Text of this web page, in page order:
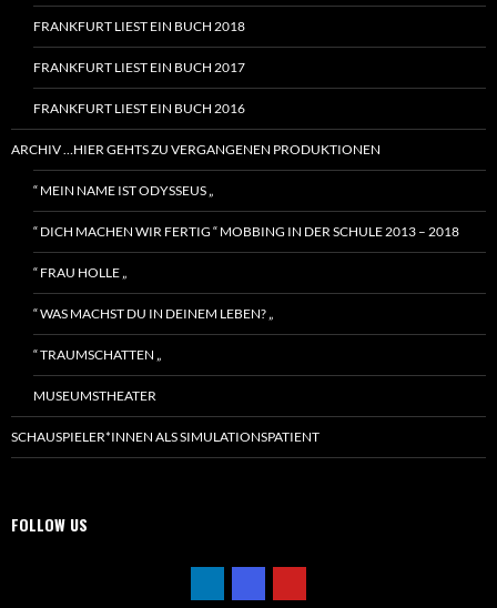
FRANKFURT LIEST EIN BUCH 2018
FRANKFURT LIEST EIN BUCH 2017
FRANKFURT LIEST EIN BUCH 2016
ARCHIV …HIER GEHTS ZU VERGANGENEN PRODUKTIONEN
“ MEIN NAME IST ODYSSEUS „
“ DICH MACHEN WIR FERTIG “ MOBBING IN DER SCHULE 2013 – 2018
“ FRAU HOLLE „
“ WAS MACHST DU IN DEINEM LEBEN? „
“ TRAUMSCHATTEN „
MUSEUMSTHEATER
SCHAUSPIELER*INNEN ALS SIMULATIONSPATIENT
FOLLOW US